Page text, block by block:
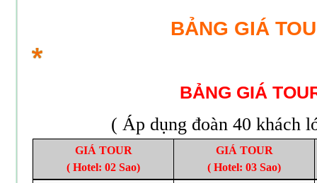
BẢNG GIÁ
BẢNG GIÁ
( Áp dụng đoàn 40 khách
GIÁ TOUR
( Hotel: 02 Sao)
GIÁ TOUR
( Hotel: 03 Sao)